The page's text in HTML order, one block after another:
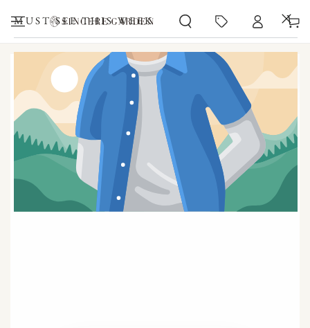
プする
MUST-SEE THIS WEEK
ー
ト
商品の情報にスキップする
モ